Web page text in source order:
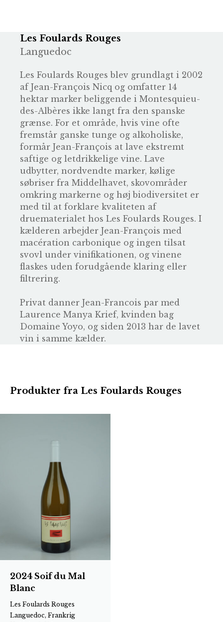
Les Foulards Rouges
Languedoc
Les Foulards Rouges blev grundlagt i 2002
af Jean-François Nicq og omfatter 14
hektar marker beliggende i Montesquieu-
des-Albères ikke langt fra den spanske
grænse. For et område, hvis vine ofte
fremstår ganske tunge og alkoholiske,
formår Jean-François at lave ekstremt
saftige og letdrikkelige vine. Lave
udbytter, nordvendte marker, kølige
søbriser fra Middelhavet, skovområder
omkring markerne og høj biodiversitet er
med til at forklare kvaliteten af
druematerialet hos Les Foulards Rouges. I
kælderen arbejder Jean-François med
macération carbonique og ingen tilsat
svovl under vinifikationen, og vinene
flaskes uden forudgående klaring eller
filtrering.
Privat danner Jean-Francois par med
Laurence Manya Krief, kvinden bag
Domaine Yoyo, og siden 2013 har de lavet
vin i samme kælder.
Produkter fra Les Foulards Rouges
2024 Soif du Mal
Blanc
Les Foulards Rouges
Languedoc, Frankrig